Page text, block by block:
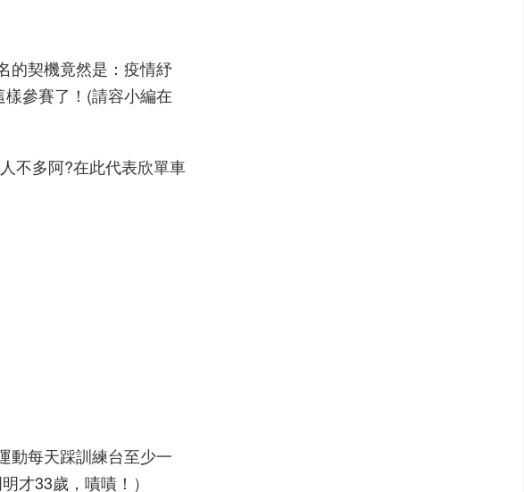
的契機竟然是：疫情紓
參賽了！(請容小編在
不多阿?在此代表欣單車
動每天踩訓練台至少一
才33歲，嘖嘖！）